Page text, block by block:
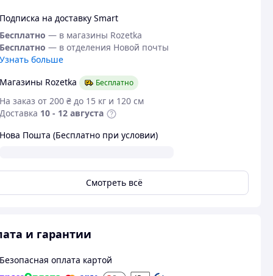
Подписка на доставку Smart
Бесплатно — в магазины Rozetka
Бесплатно — в отделения Новой почты
Узнать больше
Магазины Rozetka
Бесплатно
На заказ от 200 ₴ до 15 кг и 120 см
Доставка 10 - 12 августа
Нова Пошта (Бесплатно при условии)
Смотреть всё
и гарантии
Безопасная оплата картой